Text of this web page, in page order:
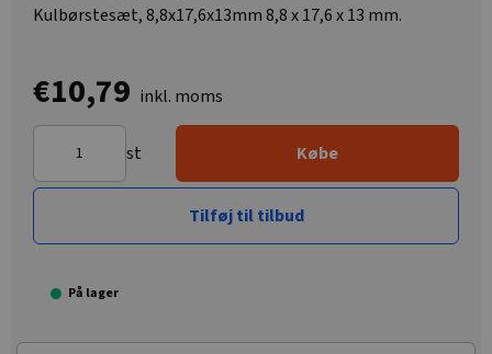
Kulbørstesæt, 8,8x17,6x13mm 8,8 x 17,6 x 13 mm.
€10,79 inkl. moms
st Købe
Tilføj til tilbud
På lager